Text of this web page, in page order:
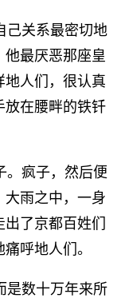
关系最密切地
最厌恶那座皇
地人们，很认真
放在腰畔的铁钎
疯子，然后便
大雨之中，一身
了京都百姓们
呼地人们。
数十万年来所